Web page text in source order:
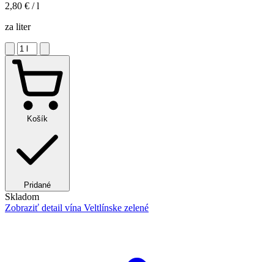
2,80 € / l
za liter
Košík
Pridané
Skladom
Zobraziť detail vína Veltlínske zelené